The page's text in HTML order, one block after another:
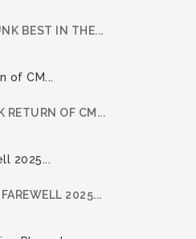
BEST IN THE...
RETURN OF CM...
2025...